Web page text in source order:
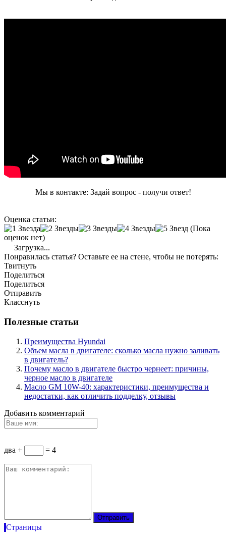
Мы в контакте: Задай вопрос - получи ответ!
Оценка статьи:
(Пока
оценок нет)
Загрузка...
Понравилась статья? Оставьте ее на стене, чтобы не потерять:
Твитнуть
Поделиться
Поделиться
Отправить
Класснуть
Полезные статьи
Преимущества Hyundai
Объем масла в двигателе: сколько масла нужно заливать
в двигатель?
Почему масло в двигателе быстро чернеет: причины,
черное масло в двигателе
Масло GM 10W-40: характеристики, преимущества и
недостатки, как отличить подделку, отзывы
Добавить комментарий
два + = 4
Страницы